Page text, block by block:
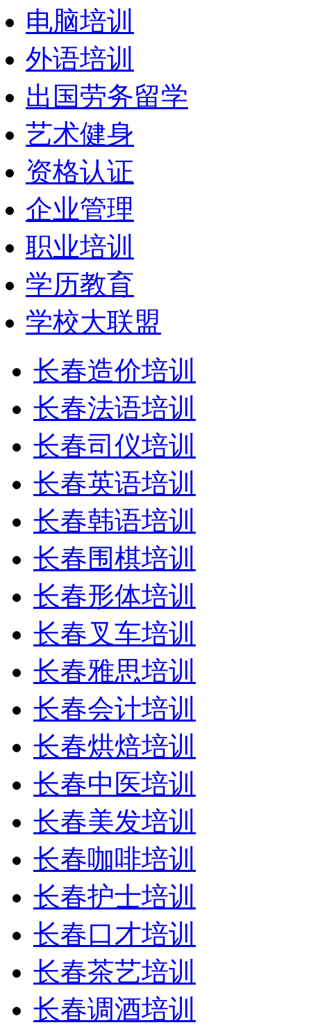
电脑培训
外语培训
出国劳务留学
艺术健身
资格认证
企业管理
职业培训
学历教育
学校大联盟
长春造价培训
长春法语培训
长春司仪培训
长春英语培训
长春韩语培训
长春围棋培训
长春形体培训
长春叉车培训
长春雅思培训
长春会计培训
长春烘焙培训
长春中医培训
长春美发培训
长春咖啡培训
长春护士培训
长春口才培训
长春茶艺培训
长春调酒培训